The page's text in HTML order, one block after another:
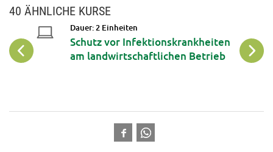
40 ÄHNLICHE KURSE
Dauer: 2 Einheiten
Schutz vor Infektionskrankheiten
am landwirtschaftlichen Betrieb